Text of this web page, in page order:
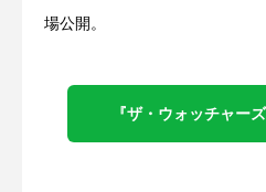
場公開。
『ザ・ウォッチャー